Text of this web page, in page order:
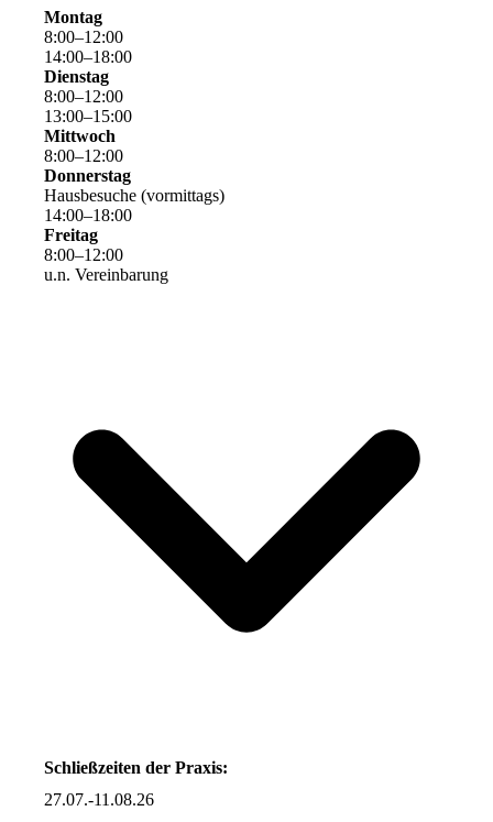
Montag
8:00–12:00
14:00–18:00
Dienstag
8:00–12:00
13:00–15:00
Mittwoch
8:00–12:00
Donnerstag
Hausbesuche (vormittags)
14:00–18:00
Freitag
8:00–12:00
u.n. Vereinbarung
Schließzeiten der Praxis:
27.07.-11.08.26